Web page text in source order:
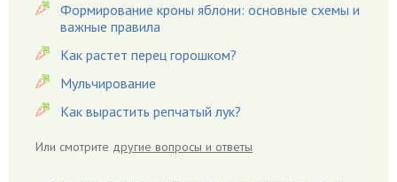
Гацания
Гвоздики
Герань
Гиацинт
Гибискус
Формирование кроны яблони: основные схемы и
важные правила
Как растет перец горошком?
Мульчирование
Как вырастить репчатый лук?
Или смотрите другие вопросы и ответы